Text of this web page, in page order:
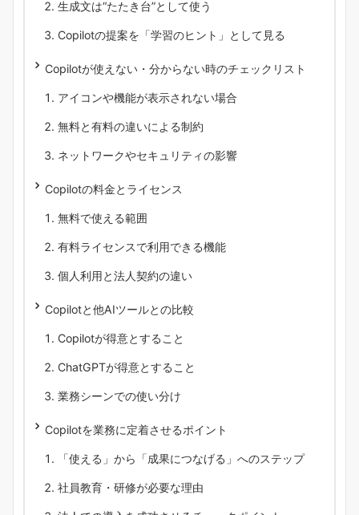
生成文は“たたき台”として使う
Copilotの提案を「学習のヒント」として見る
Copilotが使えない・分からない時のチェックリスト
アイコンや機能が表示されない場合
無料と有料の違いによる制約
ネットワークやセキュリティの影響
Copilotの料金とライセンス
無料で使える範囲
有料ライセンスで利用できる機能
個人利用と法人契約の違い
Copilotと他AIツールとの比較
Copilotが得意とすること
ChatGPTが得意とすること
業務シーンでの使い分け
Copilotを業務に定着させるポイント
「使える」から「成果につなげる」へのステップ
社員教育・研修が必要な理由